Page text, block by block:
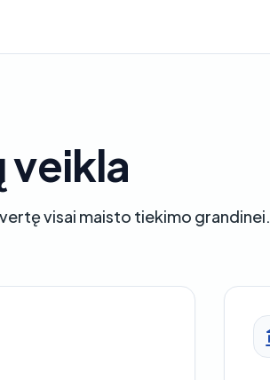
veikla
visai maisto tiekimo grandinei.